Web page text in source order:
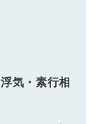
気・素行相